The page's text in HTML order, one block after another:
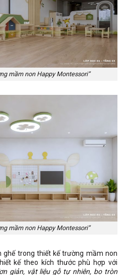
mầm non Happy Montessori”
mầm non Happy Montessori”
ghế trong thiết kế trường mầm non
kế theo kích thước phù hợp với
giản, vật liệu gỗ tự nhiên, bo tròn